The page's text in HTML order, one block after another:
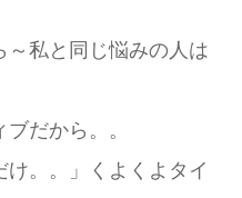
～私と同じ悩みの人は
だから。。
け。。」くよくよタイ